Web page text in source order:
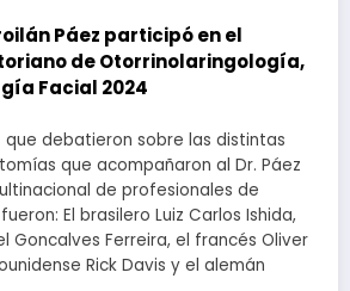
Páez participó en el
de Otorrinolaringología,
Facial 2024
que debatieron sobre las distintas
que acompañaron al Dr. Páez
de profesionales de
El brasilero Luiz Carlos Ishida,
Goncalves Ferreira, el francés Oliver
Rick Davis y el alemán